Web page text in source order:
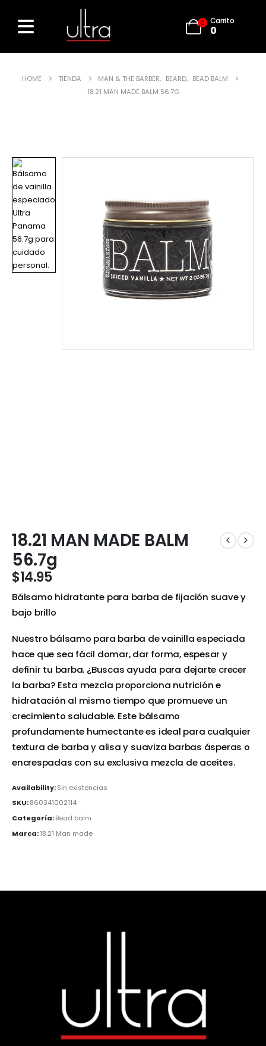
0 Carrito
0
HOME TIENDA MAN & THE BARBER, BEARD, BEAD BALM
18.21 MAN MADE BALM 56.7G
18.21 MAN MADE BALM
56.7g
$14.95
Bálsamo hidratante para barba de fijación suave y
bajo brillo
Nuestro bálsamo para barba de vainilla especiada
hace que sea fácil domar, dar forma, espesar y
definir tu barba. ¿Buscas ayuda para dejarte crecer
la barba? Esta mezcla proporciona nutrición e
hidratación al mismo tiempo que promueve un
crecimiento saludable. Este bálsamo
profundamente humectante es ideal para cualquier
textura de barba y alisa y suaviza barbas ásperas o
encrespadas con su exclusiva mezcla de aceites.
Availability:Sin existencias
SKU:860341002114
Categoría:Bead balm
Marca:18.21 Man made